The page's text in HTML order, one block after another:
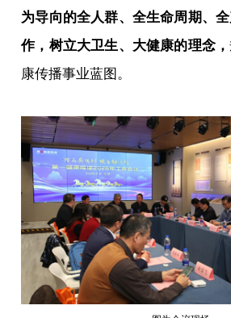
为导向的全人群、全生命周期、
作，树立大卫生、大健康的理念，
康传播事业蓝图。